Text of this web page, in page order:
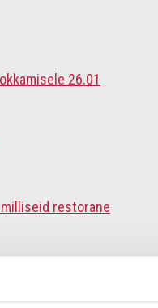
26.01
milliseid restorane